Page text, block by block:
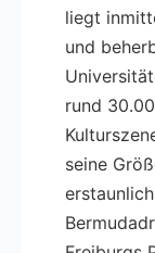
liegt
und
rund
seine